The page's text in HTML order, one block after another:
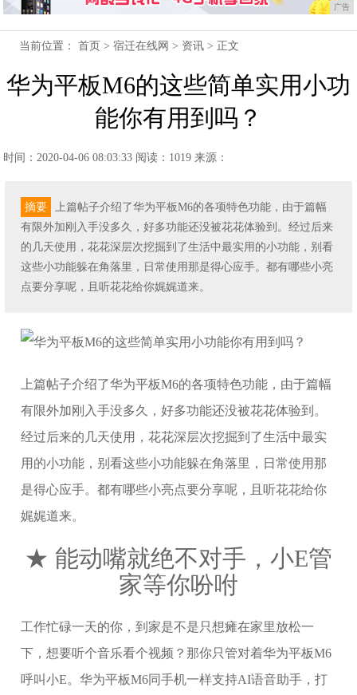
广告
当前位置：首页 >宿迁在线网 > 资讯 > 正文
华为平板M6的这些简单实用小功
能你有用到吗？
时间：2020-04-06 08:03:33 阅读：1019 来源：
摘要
上篇帖子介绍了华为平板M6的各项特色功能，由于篇幅
有限外加刚入手没多久，好多功能还没被花花体验到。经过后来
的几天使用，花花深层次挖掘到了生活中最实用的小功能，别看
这些小功能躲在角落里，日常使用那是得心应手。都有哪些小亮
点要分享呢，且听花花给你娓娓道来。
上篇帖子介绍了华为平板M6的各项特色功能，由于篇幅
有限外加刚入手没多久，好多功能还没被花花体验到。
经过后来的几天使用，花花深层次挖掘到了生活中最实
用的小功能，别看这些小功能躲在角落里，日常使用那
是得心应手。都有哪些小亮点要分享呢，且听花花给你
娓娓道来。
★ 能动嘴就绝不对手，小E管
家等你吩咐
工作忙碌一天的你，到家是不是只想瘫在家里放松一
下，想要听个音乐看个视频？那你只管对着华为平板M6
呼叫小E。华为平板M6同手机一样支持AI语音助手，打